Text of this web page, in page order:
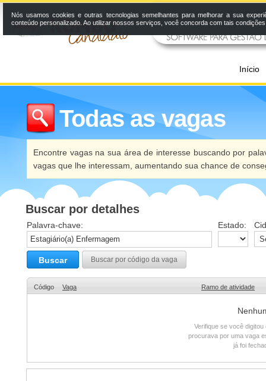
Início
Todas as vagas
Encontre vagas na sua área de interesse buscando por
vagas que lhe interessam, aumentando sua chance de
Buscar por detalhes
Palavra-chave: Estado:
Buscar Buscar por código da vaga
Código Vaga Ramo de atividade
Verifique se você
procurava por uma vaga
já foi
Nós usamos cookies e outras tecnologias semelhantes para melhorar a sua
conteúdo personalizado. Ao utilizar nossos serviços, você concorda com tais